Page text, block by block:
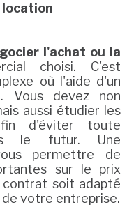
location
l'achat ou la
choisi. C'est
où l'aide d'un
Vous devez non
aussi étudier les
d'éviter toute
le futur. Une
permettre de
sur le prix
soit adapté
votre entreprise.